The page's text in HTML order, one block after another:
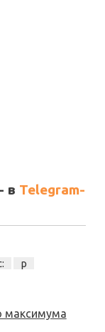
в Telegram-
р
максимума